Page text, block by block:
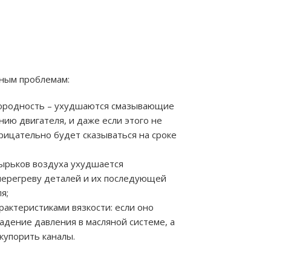
проблемам:
– ухудшаются смазывающие
двигателя, и даже если этого не
будет сказываться на сроке
воздуха ухудшается
деталей и их последующей
вязкости: если оно
давления в масляной системе, а
каналы.